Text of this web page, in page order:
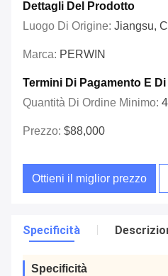
Dettagli Del Prodotto
Luogo Di Origine: Jiangsu,
Marca: PERWIN
Termini Di Pagamento E
Quantità Di Ordine Minimo: 4
Prezzo: $88,000
Ottieni il miglior prezzo
Specificità
Specificità